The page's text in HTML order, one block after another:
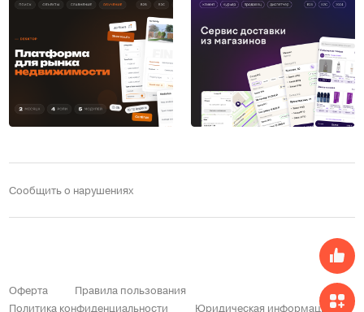
Сообщить о нарушениях
Оферта
Правила пользования
Политика конфиденциальности
Юридическая информация